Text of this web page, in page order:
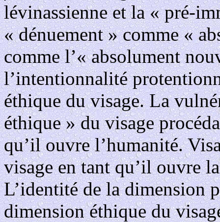
lévinassienne et la « pré-
« dénuement » comme «
comme l’« absolument
l’intentionnalité
éthique du visage. La
éthique » du visage
qu’il ouvre l’humanité.
visage en tant qu’il ouvre
L’identité de la dimension
dimension éthique du